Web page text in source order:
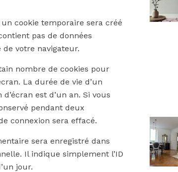
cookie temporaire sera créé
pas de données
votre navigateur.
nombre de cookies pour
La durée de vie d’un
est d’un an. Si vous
pendant deux
connexion sera effacé.
sera enregistré dans
Il indique simplement l’ID
jour.